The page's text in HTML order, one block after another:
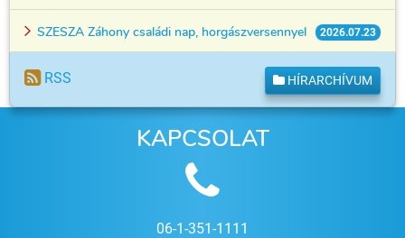
2026.07.23
SZESZA Záhony családi nap, horgászversennyel
RSS HÍRARCHÍVUM
KAPCSOLAT
06-1-351-1111